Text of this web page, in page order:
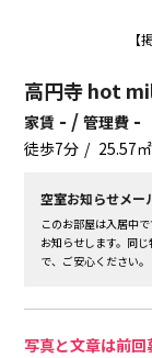
【
高円寺 hot
家賃 - /管理費 -
徒歩7分 25.57㎡
空室お知らせメー
このお部屋は入居中
お知らせします。同
で、ご安心ください。
写真と文章は前回